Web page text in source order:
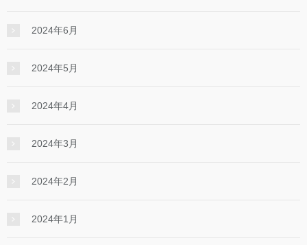
2024年6月
2024年5月
2024年4月
2024年3月
2024年2月
2024年1月